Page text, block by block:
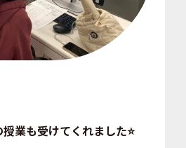
業も受けてくれました⭐